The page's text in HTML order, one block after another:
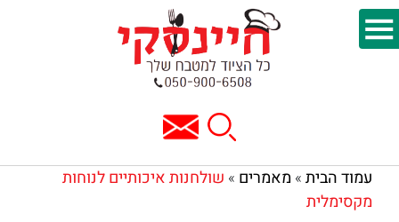
עמוד הבית » מאמרים » שולחנות איכותיים לנוחות
מקסימלית